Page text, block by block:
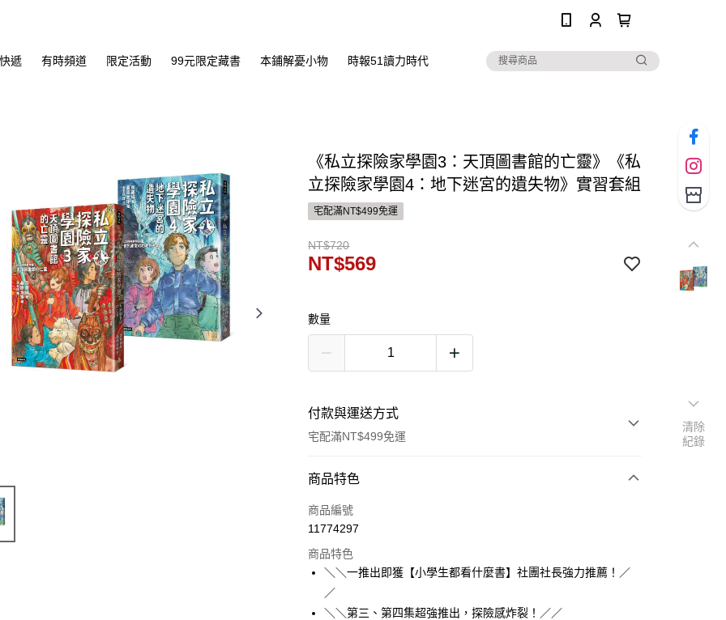
遞 有時頻道 限定活動 99元限定藏書 本鋪解憂小物 時報51讀力時代
《私立探險家學園3：天頂圖書館的亡靈》《私
立探險家學園4：地下迷宮的遺失物》實習套組
宅配滿NT$499免運
NT$720
NT$569
數量
付款與運送方式
宅配滿NT$499免運
付款方式
信用卡一次付款
運送方式
宅配
每筆NT$100，滿NT$499(含以上)免運費
商品特色
商品編號
11774297
商品特色
＼＼一推出即獲【小學生都看什麼書】社團社長強力推薦！／
／
＼＼第三、第四集超強推出，探險感炸裂！／／
清除
紀錄